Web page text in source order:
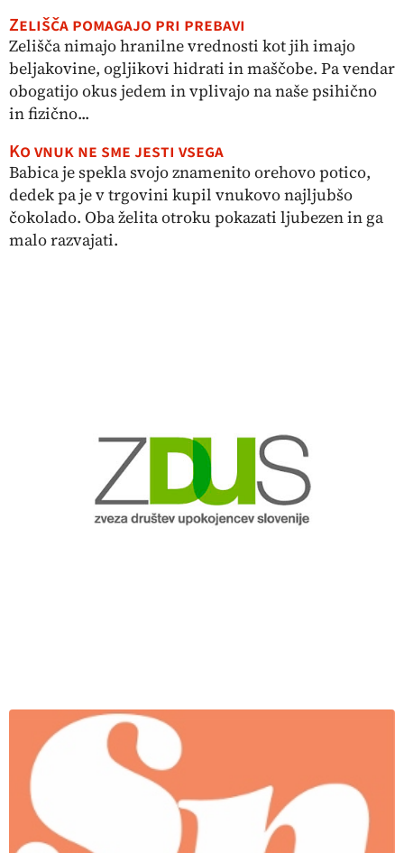
Zelišča pomagajo pri prebavi
Zelišča nimajo hranilne vrednosti kot jih imajo
beljakovine, ogljikovi hidrati in maščobe. Pa vendar
obogatijo okus jedem in vplivajo na naše psihično
in fizično...
Ko vnuk ne sme jesti vsega
Babica je spekla svojo znamenito orehovo potico,
dedek pa je v trgovini kupil vnukovo najljubšo
čokolado. Oba želita otroku pokazati ljubezen in ga
malo razvajati.